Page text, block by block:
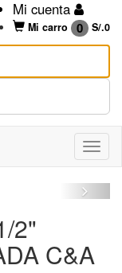
Mi cuenta
Mi carro 0 S/.0
2"
C&A